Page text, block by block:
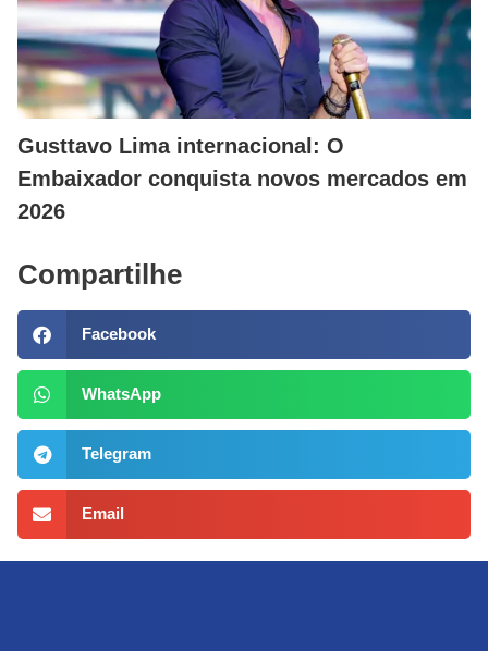
Gusttavo Lima internacional: O
Embaixador conquista novos mercados em
2026
Compartilhe
Facebook
WhatsApp
Telegram
Email